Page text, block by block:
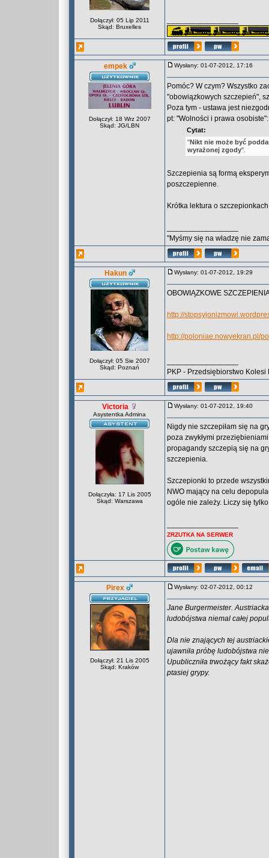
Dołączył: 05 Lip 2011
Skąd: Bruxelles
empek
Dołączył: 18 Wrz 2007
Skąd: JG/LBN
Wysłany: 01-07-2012, 17:16
Pomóc? W czym? Wszystko
"obowiązkowych szczepień",
Poza tym - ustawa jest
pt: "Wolności i prawa osobiste":
Cytat:
"Nikt nie może być
wyrażonej zgody".
Szczepienia są formą
poszczepienne.
Krótka lektura o
"Myśmy się na władzę nie
Hakun
Dołączył: 05 Sie 2007
Skąd: Poznań
Wysłany: 01-07-2012, 19:29
OBOWIĄZKOWE
http://
http://poloniae.nowyekran.pl/
PKP - Przedsiębiorstwo Kolesi
Victoria
Asystentka Admina
Dołączyła: 17 Lis 2005
Skąd: Warszawa
Wysłany: 01-07-2012, 19:40
Nigdy nie szczepiłam się na
poza zwykłymi
propagandy szczepią się na
szczepienia.
Szczepionki to przede
NWO mający na celu
ogóle nie zależy. Liczy się
ZRZUTKA NA SERWER
Pirex
Dołączył: 21 Lis 2005
Skąd: Kraków
Wysłany: 02-07-2012, 00:12
Jane Burgermeister.
ludobójstwa niemal całej
Dla nie znających tej
ujawniła próbę ludobójstwa
Upubliczniła trwożący fakt
ptasiej grypy.